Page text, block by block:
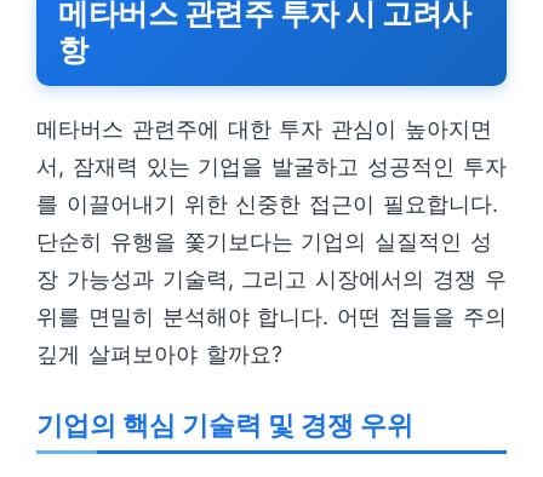
메타버스 관련주 투자 시 고려사
항
메타버스 관련주에 대한 투자 관심이 높아지면
서, 잠재력 있는 기업을 발굴하고 성공적인 투자
를 이끌어내기 위한 신중한 접근이 필요합니다.
단순히 유행을 쫓기보다는 기업의 실질적인 성
장 가능성과 기술력, 그리고 시장에서의 경쟁 우
위를 면밀히 분석해야 합니다. 어떤 점들을 주의
깊게 살펴보아야 할까요?
기업의 핵심 기술력 및 경쟁 우위